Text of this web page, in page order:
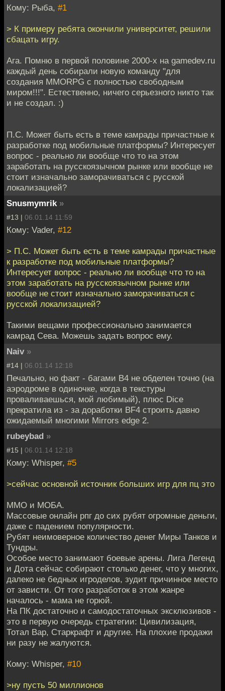
Кому: Рыбa, #1
> К примеру ребята окончили университет, решили
сбацать игру.
Ага. Помню в первой половине 2000-х на gamedev.ru
каждый день собирали новую команду "для
создания MMORPG с полностью свободным
миром!!!". Естественно, ничего серьезного никто так
и не создал. :)
П.С. Может быть есть в теме камрады причастные к
разработке под мобильные платформы? Интересует
вопрос - реально ли вообще что то на этом
заработать на русскоязычном рынке или вообще не
стоит изначально заморачиваться с русской
локализацией?
Snusmymrik »
#13 | 06.01.14 11:59
Кому: Vader, #12
> П.С. Может быть есть в теме камрады причастные
к разработке под мобильные платформы?
Интересует вопрос - реально ли вообще что то на
этом заработать на русскоязычном рынке или
вообще не стоит изначально заморачиваться с
русской локализацией?
Такими вещами профессионально занимается
камрад Сева. Можешь задать вопрос ему.
Naiv »
#14 | 06.01.14 12:18
Печально, но факт - багами B4 не обделен точно (на
аэродроме в одиночке, когда в текстуры
проваливаешься, мой любимый), плюс Dice
прекратила из - за доработки BF4 строить давно
ожидаемый многими Mirrors edge 2.
rubeybad »
#15 | 06.01.14 12:18
Кому: Whisper, #5
>сейчас основной источник больших игр для пц это
ММО и МОБА.
Массовые онлайн рпг до сих рубят огромные деньги,
даже с падением популярности.
Рубят неимоверное количество денег Миры Танков и
Тундры.
Особое место занимают боевые арены. Лига Легенд
и Дота сейчас собирают столько денег, что у многих,
далеко не бедных игроделов, зудит причинное место
от зависти. От того разработок в этом жанре
началось - мама не горюй.
На ПК достаточно и самодостаточных эксклюзивов -
это в первую очередь стратегии: Цивилизация,
Тотал Вар, Старкрафт и другие. На плохие продажи
ни разу не жалуются.
Кому: Whisper, #10
>ну пусть 50 миллионов